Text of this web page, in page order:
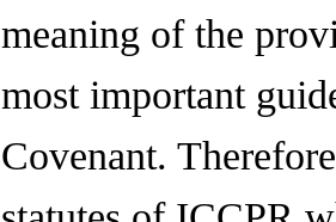
meaning of the
most important
Covenant.